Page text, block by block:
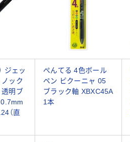
ジェッ
ノック
明ブ
（直
ぺんてる 4色ボール
ペン ビクーニャ 05
ブラック軸 XBXC45A
1本